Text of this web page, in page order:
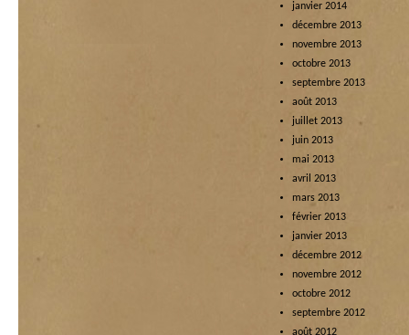
janvier 2014
décembre 2013
novembre 2013
octobre 2013
septembre 2013
août 2013
juillet 2013
juin 2013
mai 2013
avril 2013
mars 2013
février 2013
janvier 2013
décembre 2012
novembre 2012
octobre 2012
septembre 2012
août 2012